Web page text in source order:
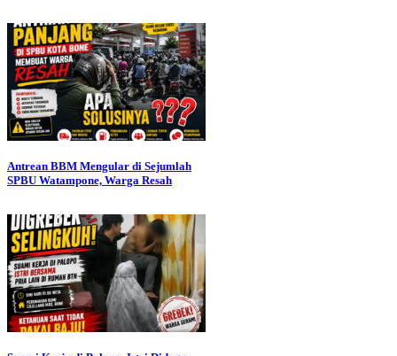
Antrean BBM Mengular di Sejumlah
SPBU Watampone, Warga Resah